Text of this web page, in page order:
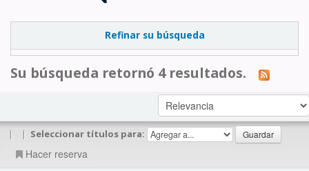
Refinar su búsqueda
Su búsqueda retornó 4 resultados.
| | Seleccionar títulos para:
Hacer reserva